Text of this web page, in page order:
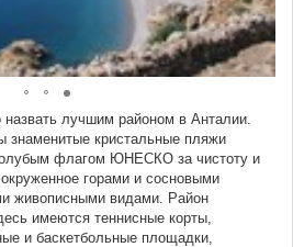
лучшим районом в Анталии.
знаменитые кристальные пляжи
флагом ЮНЕСКО за чистоту и
горами и сосновыми
живописными видами. Район
имеются теннисные корты,
и баскетбольные площадки,